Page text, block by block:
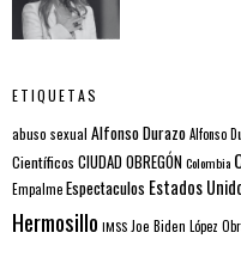
ETIQUETAS
abuso sexual Alfonso DurazoAlfonso
Científicos CIUDAD OBREGÓNColombia
EmpalmeEspectaculos Estados
Hermosillo IMSS Joe Biden López